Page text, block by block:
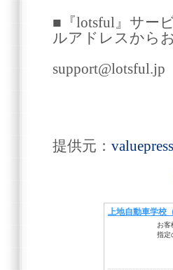
■『lotsful』サー
ルアドレスから
support@lotsful.jp
提供元：